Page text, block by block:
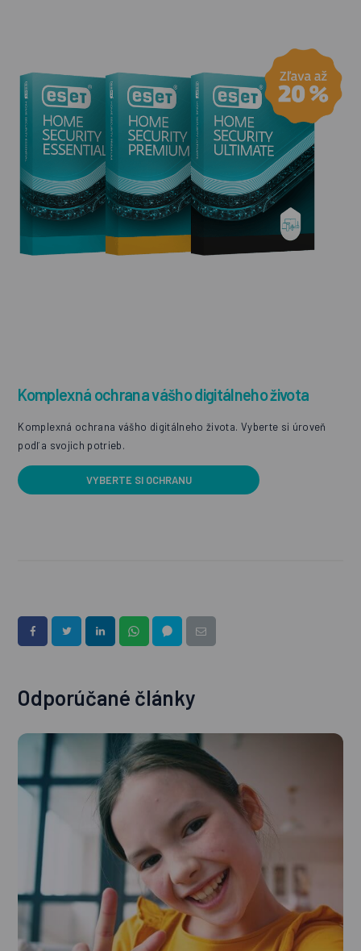
Komplexná ochrana vášho digitálneho života
Komplexná ochrana vášho digitálneho života. Vyberte si úroveň
podľa svojich potrieb.
VYBERTE SI OCHRANU
Odporúčané články